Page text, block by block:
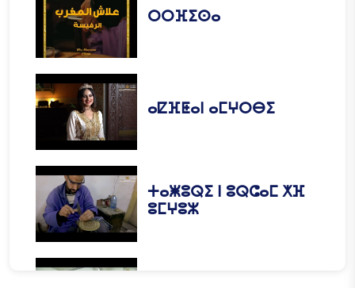
ⵔⵔⴼⵉⵙⴰ
ⴰⵇⴼⵟⴰⵏ ⴰⵎⵖⵔⴱⵉ
ⵜⴰⵥⵓⵕⵉ ⵏ ⵓⵕⵛⴰⵎ ⵅⴼ
ⵓⵎⵖⵓⵣ